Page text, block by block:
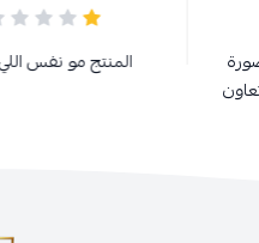
المنتج مو نفس اللي طلبته